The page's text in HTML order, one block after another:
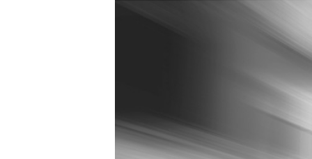
Influencer
Interne